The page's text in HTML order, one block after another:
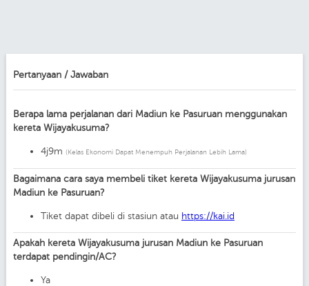
Pertanyaan / Jawaban
Berapa lama perjalanan dari Madiun ke Pasuruan menggunakan
kereta Wijayakusuma?
4j9m (Kelas Ekonomi Dapat Menempuh Perjalanan Lebih Lama)
Bagaimana cara saya membeli tiket kereta Wijayakusuma jurusan
Madiun ke Pasuruan?
Tiket dapat dibeli di stasiun atau https://kai.id
Apakah kereta Wijayakusuma jurusan Madiun ke Pasuruan
terdapat pendingin/AC?
Ya